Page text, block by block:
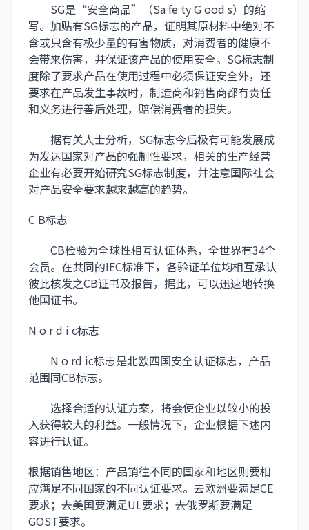
SG是“安全商品”（Sa fe ty G ood s）的缩
写。加贴有SG标志的产品，证明其原材料中绝对不
含或只含有极少量的有害物质，对消费者的健康不
会带来伤害，并保证该产品的使用安全。SG标志制
度除了要求产品在使用过程中必须保证安全外，还
要求在产品发生事故时，制造商和销售商都有责任
和义务进行善后处理，赔偿消费者的损失。
据有关人士分析，SG标志今后极有可能发展成
为发达国家对产品的强制性要求，相关的生产经营
企业有必要开始研究SG标志制度，并注意国际社会
对产品安全要求越来越高的趋势。
C B标志
CB检验为全球性相互认证体系，全世界有34个
会员。在共同的IEC标准下，各验证单位均相互承认
彼此核发之CB证书及报告，据此，可以迅速地转换
他国证书。
N o r d i c标志
N o rd ic标志是北欧四国安全认证标志，产品
范围同CB标志。
选择合适的认证方案，将会使企业以较小的投
入获得较大的利益。一般情况下，企业根据下述内
容进行认证。
根据销售地区：产品销往不同的国家和地区则要相
应满足不同国家的不同认证要求。去欧洲要满足CE
要求；去美国要满足UL要求；去俄罗斯要满足
GOST要求。